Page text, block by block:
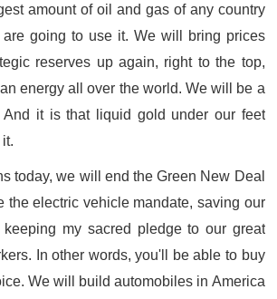
amount of oil and gas of any country
going to use it. We will bring prices
reserves up again, right to the top,
energy all over the world. We will be a
And it is that liquid gold under our feet
today, we will end the Green New Deal
the electric vehicle mandate, saving our
my sacred pledge to our great
In other words, you'll be able to buy
We will build automobiles in America